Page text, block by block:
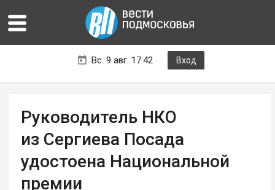
Вс. 9 авг. 17:42 Вход
Руководитель НКО
из Сергиева Посада
удостоена Национальной
премии